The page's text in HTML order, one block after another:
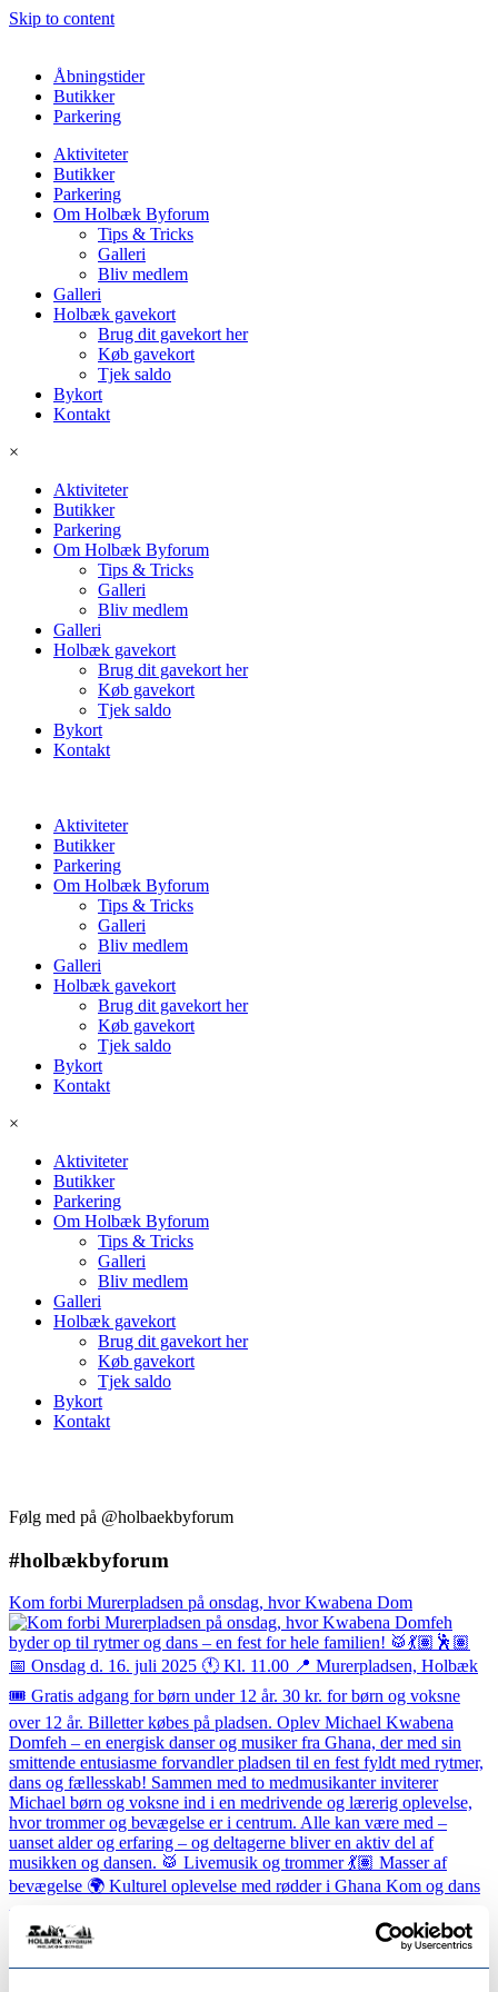
Skip to content
Åbningstider
Butikker
Parkering
Aktiviteter
Butikker
Parkering
Om Holbæk Byforum
Tips & Tricks
Galleri
Bliv medlem
Galleri
Holbæk gavekort
Brug dit gavekort her
Køb gavekort
Tjek saldo
Bykort
Kontakt
×
Aktiviteter
Butikker
Parkering
Om Holbæk Byforum
Tips & Tricks
Galleri
Bliv medlem
Galleri
Holbæk gavekort
Brug dit gavekort her
Køb gavekort
Tjek saldo
Bykort
Kontakt
Aktiviteter
Butikker
Parkering
Om Holbæk Byforum
Tips & Tricks
Galleri
Bliv medlem
Galleri
Holbæk gavekort
Brug dit gavekort her
Køb gavekort
Tjek saldo
Bykort
Kontakt
×
Aktiviteter
Butikker
Parkering
Om Holbæk Byforum
Tips & Tricks
Galleri
Bliv medlem
Galleri
Holbæk gavekort
Brug dit gavekort her
Køb gavekort
Tjek saldo
Bykort
Kontakt
Følg med på @holbaekbyforum
#holbækbyforum
Kom forbi Murerpladsen på onsdag, hvor Kwabena Dom